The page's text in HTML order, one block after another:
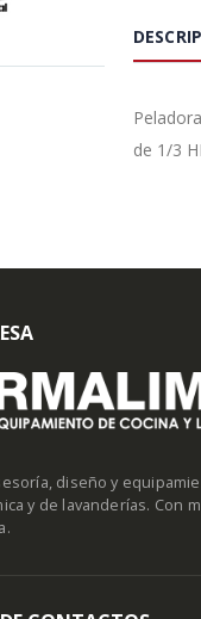
de 1/3
diseño y
y de lavanderías. Con